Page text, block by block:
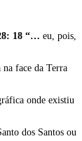
18 “… eu, pois,
face da Terra
onde existiu
dos Santos ou